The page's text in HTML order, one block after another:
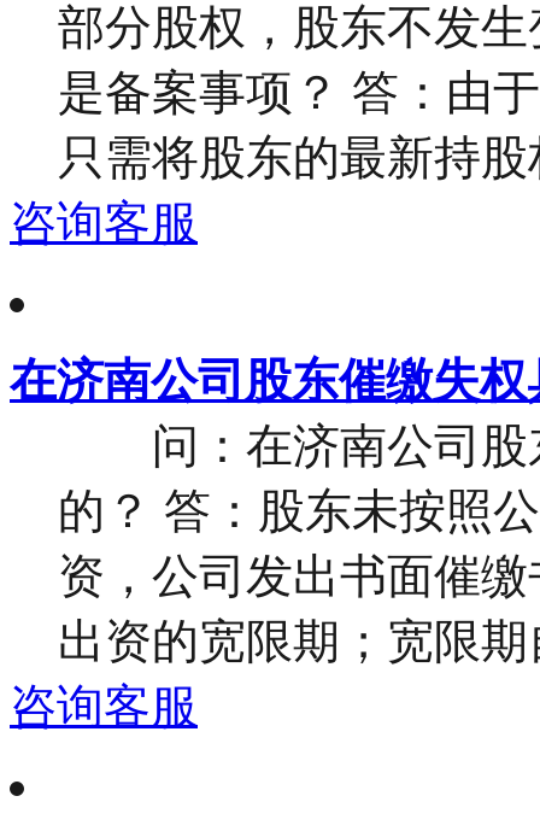
部分股权，股东不发
是备案事项？ 答：由
只需将股东的最新持
咨询客服
在济南公司股东催缴失
问：在济南公司股
的？ 答：股东未按照
资，公司发出书面催
出资的宽限期；宽限
咨询客服